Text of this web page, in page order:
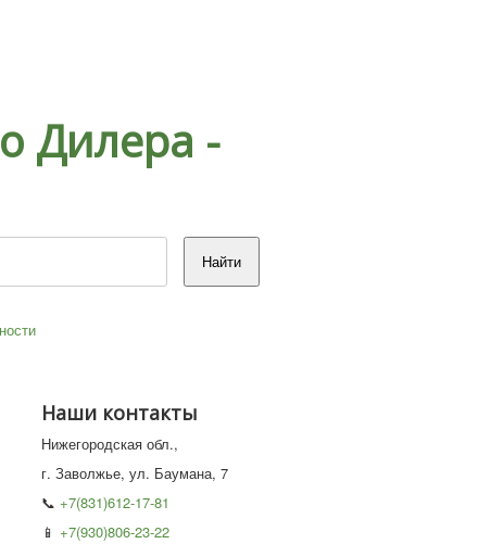
Дилера -
Наши контакты
Нижегородская обл.,
г. Заволжье, ул. Баумана, 7
📞 +7(831)612-17-81
📱 +7(930)806-23-22